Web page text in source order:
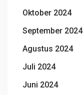
Oktober 2024
September 2024
Agustus 2024
Juli 2024
Juni 2024